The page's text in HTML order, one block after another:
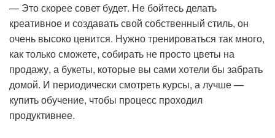
— Это скорее совет будет. Не бойтесь делать
креативное и создавать свой собственный стиль, он
очень высоко ценится. Нужно тренироваться так много,
как только сможете, собирать не просто цветы на
продажу, а букеты, которые вы сами хотели бы забрать
домой. И периодически смотреть курсы, а лучше —
купить обучение, чтобы процесс проходил
продуктивнее.